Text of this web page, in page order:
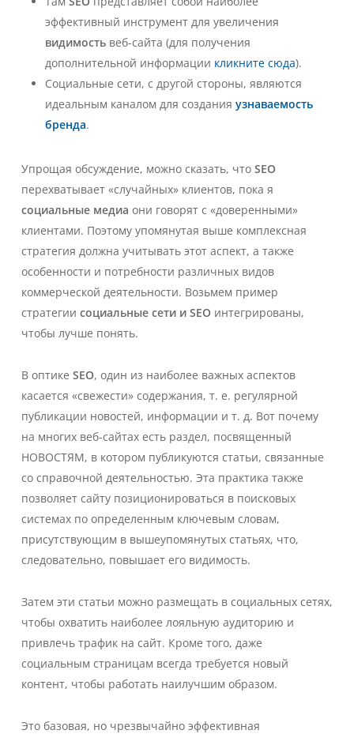
эффективный инструмент для увеличения
видимость веб-сайта (для получения
дополнительной информации кликните сюда).
Социальные сети, с другой стороны, являются
идеальным каналом для создания узнаваемость
бренда.
Упрощая обсуждение, можно сказать, что SEO
перехватывает «случайных» клиентов, пока я
социальные медиа они говорят с «доверенными»
клиентами. Поэтому упомянутая выше комплексная
стратегия должна учитывать этот аспект, а также
особенности и потребности различных видов
коммерческой деятельности. Возьмем пример
стратегии социальные сети и SEO интегрированы,
чтобы лучше понять.
В оптике SEO, один из наиболее важных аспектов
касается «свежести» содержания, т. е. регулярной
публикации новостей, информации и т. д. Вот почему
на многих веб-сайтах есть раздел, посвященный
НОВОСТЯМ, в котором публикуются статьи, связанные
со справочной деятельностью. Эта практика также
позволяет сайту позиционироваться в поисковых
системах по определенным ключевым словам,
присутствующим в вышеупомянутых статьях, что,
следовательно, повышает его видимость.
Затем эти статьи можно размещать в социальных сетях,
чтобы охватить наиболее лояльную аудиторию и
привлечь трафик на сайт. Кроме того, даже
социальным страницам всегда требуется новый
контент, чтобы работать наилучшим образом.
Это базовая, но чрезвычайно эффективная